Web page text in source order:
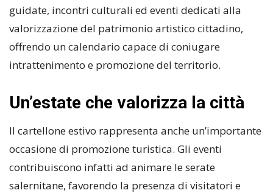
guidate, incontri culturali ed eventi dedicati alla
valorizzazione del patrimonio artistico cittadino,
offrendo un calendario capace di coniugare
intrattenimento e promozione del territorio.
Un’estate che valorizza la città
Il cartellone estivo rappresenta anche un’importante
occasione di promozione turistica. Gli eventi
contribuiscono infatti ad animare le serate
salernitane, favorendo la presenza di visitatori e